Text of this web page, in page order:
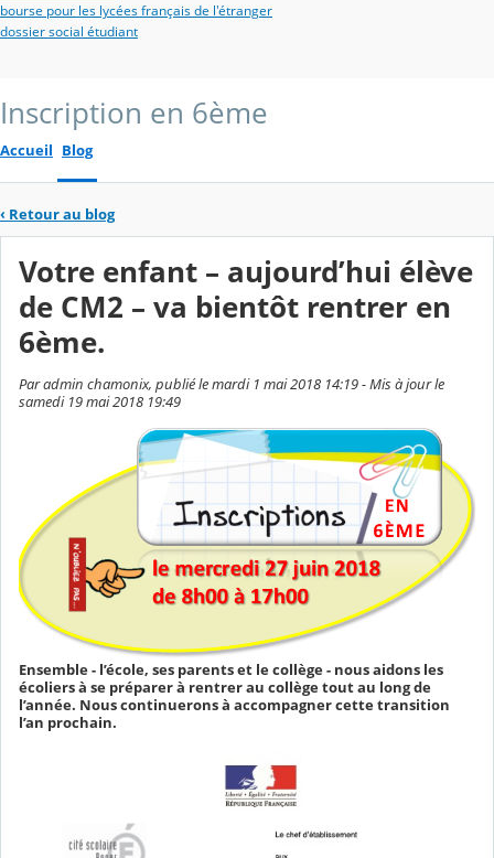
bourse pour les lycées français de l'étranger
dossier social étudiant
Inscription en 6ème
Accueil Blog
‹ Retour au blog
Votre enfant – aujourd’hui élève
de CM2 – va bientôt rentrer en
6ème.
Par admin chamonix, publié le mardi 1 mai 2018 14:19 - Mis à jour le
samedi 19 mai 2018 19:49
Ensemble - l’école, ses parents et le collège - nous aidons les
écoliers à se préparer à rentrer au collège tout au long de
l’année. Nous continuerons à accompagner cette transition
l’an prochain.